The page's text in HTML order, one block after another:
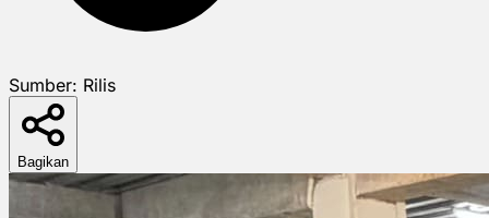
Sumber: Rilis
Bagikan